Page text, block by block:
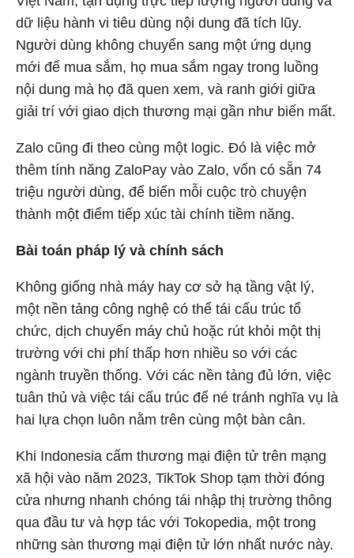
dữ liệu hành vi tiêu dùng nội dung đã tích lũy.
Người dùng không chuyển sang một ứng dụng
mới để mua sắm, họ mua sắm ngay trong luồng
nội dung mà họ đã quen xem, và ranh giới giữa
giải trí với giao dịch thương mại gần như biến mất.
Zalo cũng đi theo cùng một logic. Đó là việc mở
thêm tính năng ZaloPay vào Zalo, vốn có sẵn 74
triệu người dùng, để biến mỗi cuộc trò chuyện
thành một điểm tiếp xúc tài chính tiềm năng.
Bài toán pháp lý và chính sách
Không giống nhà máy hay cơ sở hạ tầng vật lý,
một nền tảng công nghệ có thể tái cấu trúc tổ
chức, dịch chuyển máy chủ hoặc rút khỏi một thị
trường với chi phí thấp hơn nhiều so với các
ngành truyền thống. Với các nền tảng đủ lớn, việc
tuân thủ và việc tái cấu trúc để né tránh nghĩa vụ là
hai lựa chọn luôn nằm trên cùng một bàn cân.
Khi Indonesia cấm thương mại điện tử trên mạng
xã hội vào năm 2023, TikTok Shop tạm thời đóng
cửa nhưng nhanh chóng tái nhập thị trường thông
qua đầu tư và hợp tác với Tokopedia, một trong
những sàn thương mại điện tử lớn nhất nước này.